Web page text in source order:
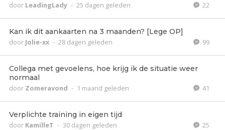
door LeadingLady - 25 dagen geleden 22
Kan ik dit aankaarten na 3 maanden? [Lege OP]
door Jolie-xx - 28 dagen geleden 99
Collega met gevoelens, hoe krijg ik de situatie weer
normaal
door Zomeravond - 1 maand geleden 41
Verplichte training in eigen tijd
door KamilleT - 30 dagen geleden 25